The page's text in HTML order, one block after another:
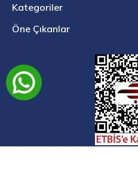
Kategoriler
Öne Çıkanlar